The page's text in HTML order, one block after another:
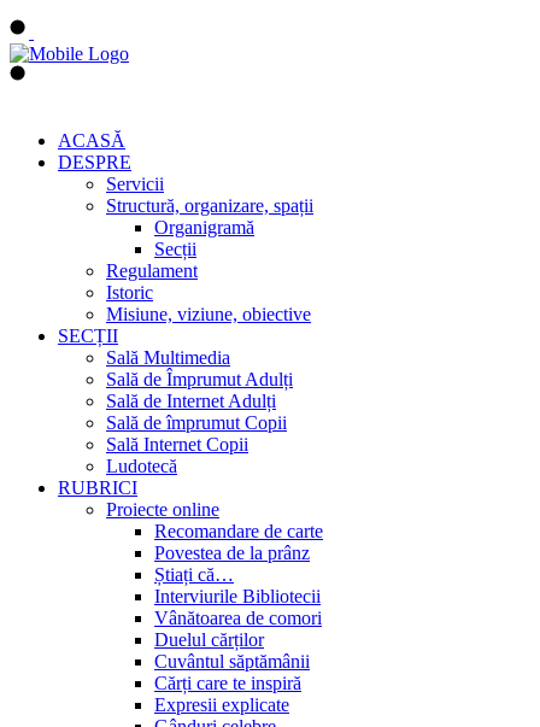
ACASĂ
DESPRE
Servicii
Structură, organizare, spații
Organigramă
Secții
Regulament
Istoric
Misiune, viziune, obiective
SECȚII
Sală Multimedia
Sală de Împrumut Adulți
Sală de Internet Adulți
Sală de împrumut Copii
Sală Internet Copii
Ludotecă
RUBRICI
Proiecte online
Recomandare de carte
Povestea de la prânz
Știați că…
Interviurile Bibliotecii
Vânătoarea de comori
Duelul cărților
Cuvântul săptămânii
Cărți care te inspiră
Expresii explicate